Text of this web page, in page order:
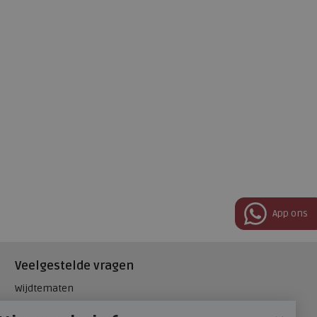
Veelgestelde vragen
Wijdtematen
App ons